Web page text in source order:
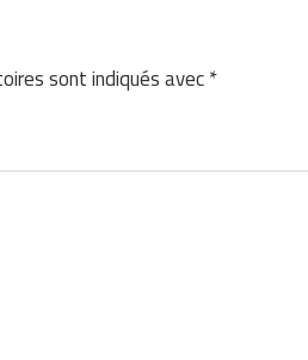
sont indiqués avec*